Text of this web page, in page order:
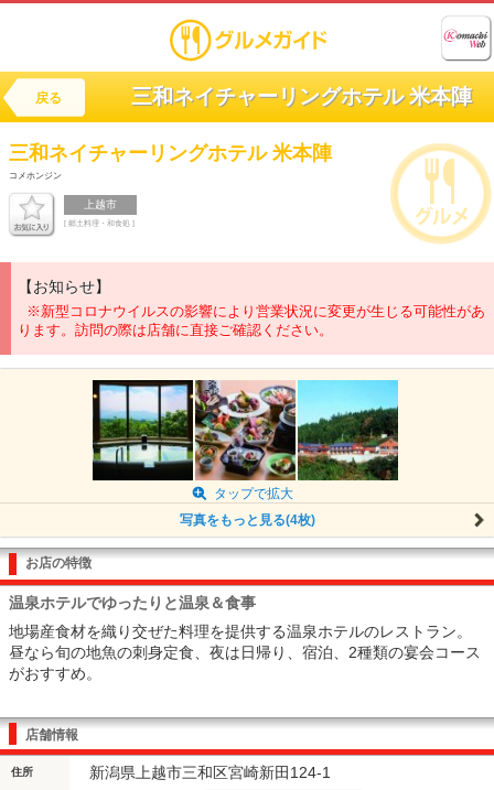
戻る 三和ネイチャーリングホテル 米本陣
三和ネイチャーリングホテル 米本陣
コメホンジン
上越市
[ 郷土料理・和食処 ]
【お知らせ】
※新型コロナウイルスの影響により営業状況に変更が生じる可能性があ
ります。訪問の際は店舗に直接ご確認ください。
タップで拡大
写真をもっと見る(4枚)
お店の特徴
温泉ホテルでゆったりと温泉＆食事
地場産食材を織り交ぜた料理を提供する温泉ホテルのレストラン。
昼なら旬の地魚の刺身定食、夜は日帰り、宿泊、2種類の宴会コース
がおすすめ。
店舗情報
住所 新潟県上越市三和区宮崎新田124-1